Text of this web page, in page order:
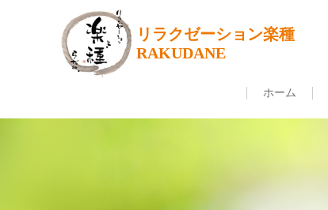
リラクゼーション楽種
RAKUDANE
ホーム